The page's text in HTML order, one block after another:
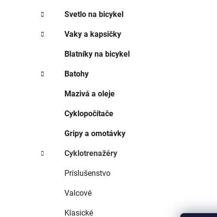
Svetlo na bicykel
Vaky a kapsičky
Blatníky na bicykel
Batohy
Mazivá a oleje
Cyklopočítače
Gripy a omotávky
Cyklotrenažéry
Príslušenstvo
Valcové
Klasické